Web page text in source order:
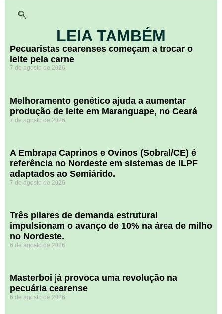
LEIA TAMBÉM
Pecuaristas cearenses começam a trocar o
leite pela carne
7 de agosto de 2026
Melhoramento genético ajuda a aumentar
produção de leite em Maranguape, no Ceará
7 de agosto de 2026
A Embrapa Caprinos e Ovinos (Sobral/CE) é
referência no Nordeste em sistemas de ILPF
adaptados ao Semiárido.
7 de agosto de 2026
​Três pilares de demanda estrutural
impulsionam o avanço de 10% na área de milho
no Nordeste.
6 de agosto de 2026
Masterboi já provoca uma revolução na
pecuária cearense
6 de agosto de 2026